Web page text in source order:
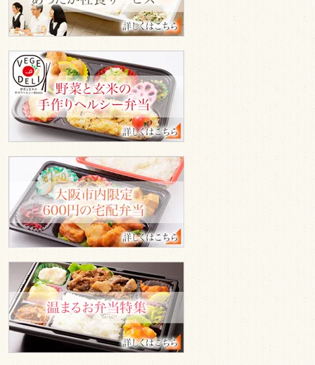
GA
食
堂
ベ
ジ
デ
リ
宅
配
弁
当
る
お
弁